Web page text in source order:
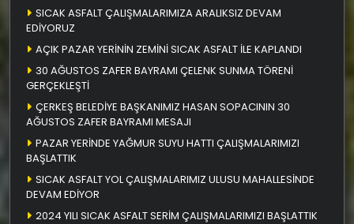
SICAK ASFALT ÇALIŞMALARIMIZA ARALIKSIZ DEVAM
EDİYORUZ
AÇIK PAZAR YERİNİN ZEMİNİ SICAK ASFALT İLE KAPLANDI
30 AĞUSTOS ZAFER BAYRAMI ÇELENK SUNMA TÖRENİ
GERÇEKLEŞTİ
ÇERKEŞ BELEDİYE BAŞKANIMIZ HASAN SOPACININ 30
AĞUSTOS ZAFER BAYRAMI MESAJI
PAZAR YERİNDE YAĞMUR SUYU HATTI ÇALIŞMALARIMIZI
BAŞLATTIK
SICAK ASFALT YOL ÇALIŞMALARIMIZ ULUSU MAHALLESİNDE
DEVAM EDİYOR
2024 YILI SICAK ASFALT SERİM ÇALIŞMALARIMIZI BAŞLATTIK